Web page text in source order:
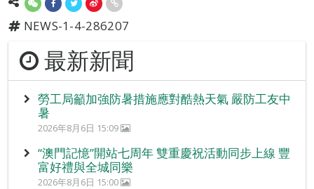
NEWS-1-4-286207
最新新聞
勞工局籲加強防暑措施應對酷熱天氣 嚴防工友中
暑
2026年8月6日 15:09
“澳門記憶”開站七周年 雙重慶祝活動同步上線 豐
富好禮與全城同樂
2026年8月6日 15:00